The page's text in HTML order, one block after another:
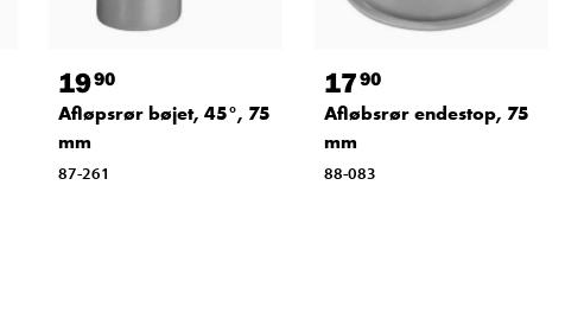
1990
Afløpsrør bøjet, 45°, 75
mm
87-261
1790
Afløbsrør endestop, 75
mm
88-083